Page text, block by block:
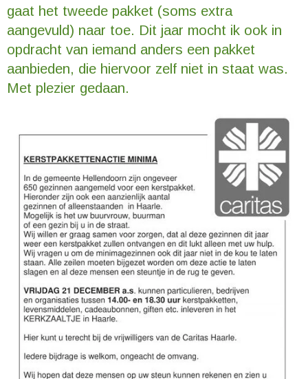
gaat het tweede pakket (soms extra
aangevuld) naar toe. Dit jaar mocht ik ook in
opdracht van iemand anders een pakket
aanbieden, die hiervoor zelf niet in staat was.
Met plezier gedaan.